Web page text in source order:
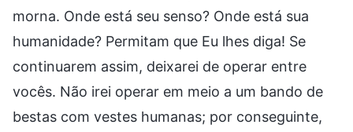
morna. Onde está seu senso? Onde está sua
humanidade? Permitam que Eu lhes diga! Se
continuarem assim, deixarei de operar entre
vocês. Não irei operar em meio a um bando de
bestas com vestes humanas; por conseguinte,